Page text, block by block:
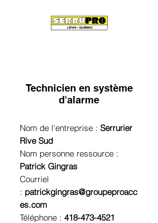
Technicien en système
d'alarme
Nom de l'entreprise : Serrurier
Rive Sud
Nom personne ressource :
Patrick Gingras
Courriel
: patrickgingras@groupeproacc
es.com
Téléphone : 418-473-4521